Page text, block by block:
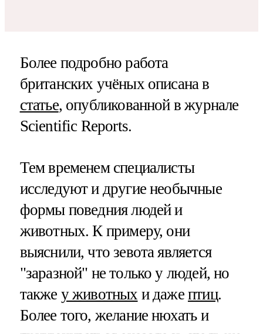
Более подробно работа
британских учёных описана в
статье, опубликованной в журнале
Scientific Reports.
Тем временем специалисты
исследуют и другие необычные
формы поведния людей и
животных. К примеру, они
выяснили, что зевота является
"заразной" не только у людей, но
также у животныхи дажептиц.
Более того, желание нюхать и